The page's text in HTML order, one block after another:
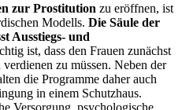
zur Prostitution zu eröffnen, ist
Modells. Die Säule der
Ausstiegs- und
ist, dass den Frauen zunächst
zu müssen. Neben der
die Programme daher auch
in einem Schutzhaus.
Versorgung, psychologische